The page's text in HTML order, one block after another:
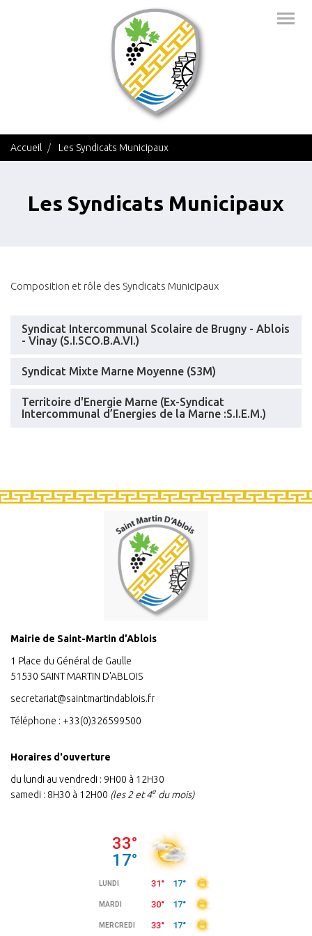
Accueil Les Syndicats Municipaux
Les Syndicats Municipaux
Composition et rôle des Syndicats Municipaux
Syndicat Intercommunal Scolaire de Brugny - Ablois
- Vinay (S.I.SCO.B.A.VI.)
Syndicat Mixte Marne Moyenne (S3M)
Territoire d'Energie Marne (Ex-Syndicat
Intercommunal d’Energies de la Marne :S.I.E.M.)
Mairie de Saint-Martin d’Ablois
1 Place du Général de Gaulle
51530 SAINT MARTIN D'ABLOIS
secretariat@saintmartindablois.fr
Téléphone : +33(0)326599500
Horaires d'ouverture
du lundi au vendredi : 9H00 à 12H30
samedi : 8H30 à 12H00 (les 2 et 4e du mois)